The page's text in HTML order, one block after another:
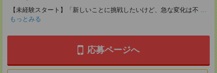
【未経験スタート】「新しいことに挑戦したいけど、急な変化は不 ...
もっとみる
応募ページへ